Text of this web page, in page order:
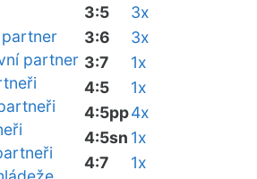
partner
partner
3:5
3x
3:6
3x
3:7
1x
4:5
1x
4:5pp4x
4:5sn 1x
4:7
1x